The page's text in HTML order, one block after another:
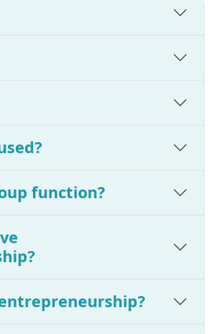
function?